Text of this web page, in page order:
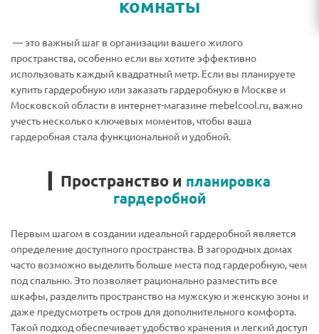
комнаты
— это важный шаг в организации вашего жилого
пространства, особенно если вы хотите эффективно
использовать каждый квадратный метр. Если вы планируете
купить гардеробную или заказать гардеробную в Москве и
Московской области в интернет-магазине mebelcool.ru, важно
учесть несколько ключевых моментов, чтобы ваша
гардеробная стала функциональной и удобной.
▎Пространство и планировка
гардеробной
Первым шагом в создании идеальной гардеробной является
определение доступного пространства. В загородных домах
часто возможно выделить больше места под гардеробную, чем
под спальню. Это позволяет рационально разместить все
шкафы, разделить пространство на мужскую и женскую зоны и
даже предусмотреть остров для дополнительного комфорта.
Такой подход обеспечивает удобство хранения и легкий доступ